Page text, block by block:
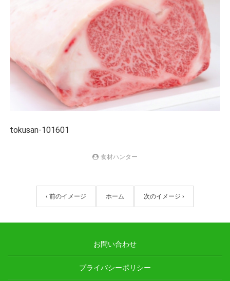
tokusan-101601
食材ハンター
‹ 前のイメージ ホーム 次のイメージ ›
お問い合わせ
プライバシーポリシー